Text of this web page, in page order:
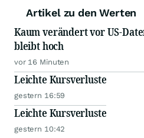
Artikel zu den Werten
Kaum verändert vor US-
bleibt hoch
vor 16 Minuten
Leichte Kursverluste
gestern 16:59
Leichte Kursverluste
gestern 10:42